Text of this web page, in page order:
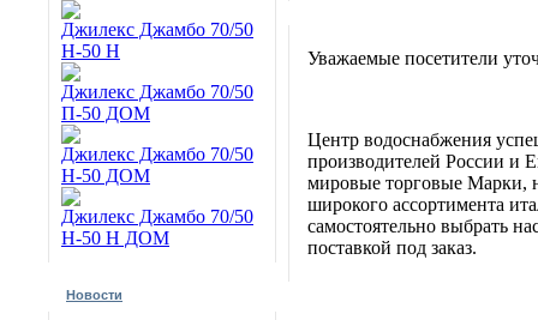
Джилекс Джамбо 70/50
Н-50 Н
Джилекс Джамбо 70/50
П-50 ДОМ
Джилекс Джамбо 70/50
Н-50 ДОМ
Джилекс Джамбо 70/50
Н-50 Н ДОМ
Новости
Уважаемые посетители
Центр водоснабжения
производителей России и
мировые торговые Марки,
широкого ассортимента
самостоятельно выбрать
поставкой под заказ.